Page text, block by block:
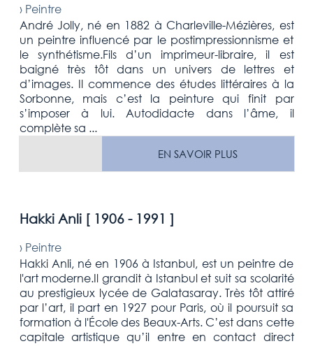
› Peintre
André Jolly, né en 1882 à Charleville-Mézières, est
un peintre influencé par le postimpressionnisme et
le synthétisme.Fils d’un imprimeur-libraire, il est
baigné très tôt dans un univers de lettres et
d’images. Il commence des études littéraires à la
Sorbonne, mais c’est la peinture qui finit par
s’imposer à lui. Autodidacte dans l’âme, il
complète sa ...
EN SAVOIR PLUS
Hakki Anli [ 1906 - 1991 ]
› Peintre
Hakki Anli, né en 1906 à Istanbul, est un peintre de
l'art moderne.Il grandit à Istanbul et suit sa scolarité
au prestigieux lycée de Galatasaray. Très tôt attiré
par l’art, il part en 1927 pour Paris, où il poursuit sa
formation à l'École des Beaux-Arts. C’est dans cette
capitale artistique qu’il entre en contact direct